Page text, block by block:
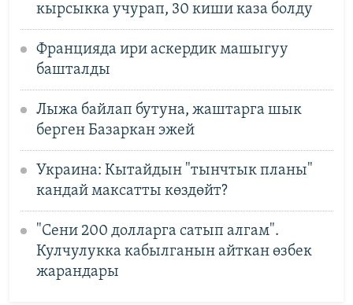
кырсыкка учурап, 30 киши каза болду
Францияда ири аскердик машыгуу
башталды
Лыжа байлап бутуна, жаштарга шык
берген Базаркан эжей
Украина: Кытайдын "тынчтык планы"
кандай максатты көздөйт?
"Сени 200 долларга сатып алгам".
Кулчулукка кабылганын айткан өзбек
жарандары